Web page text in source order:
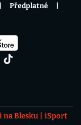
na Blesku
iSport
Předplatné